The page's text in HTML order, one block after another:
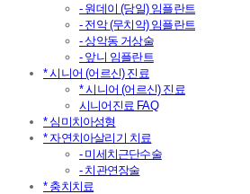
- 원데이 (당일) 임플란트
- 전악 (무치악) 임플란트
- 상악동 거상술
- 앞니 임플란트
* 시니어 (어르신) 진료
* 시니어 (어르신) 진료
시니어진료 FAQ
* 심미치아성형
* 자연치아살리기 치료
- 미세치근단수술
- 치관연장술
* 충치치료